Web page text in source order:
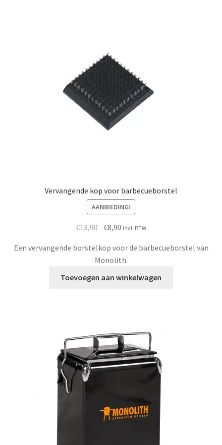
Vervangende kop voor barbecueborstel
AANBIEDING!
€13,90 Oorspronkelijke
was:
€13,90.
€8,90 Huidige
is:
€8,90.
Incl. BTW
Een vervangende borstelkop voor de barbecueborstel van
Monolith.
Toevoegen aan winkelwagen